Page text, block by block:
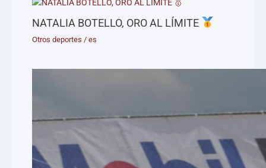
NATALIA BOTELLO, ORO AL LÍMITE
Otros deportes /es